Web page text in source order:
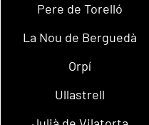
Pere de Torelló
La Nou de Berguedà
Orpí
Ullastrell